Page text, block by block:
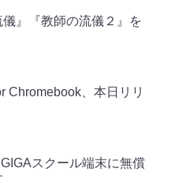
儀』『教師の流儀２』を
Chromebook、本日リリ
スクール端末に無償